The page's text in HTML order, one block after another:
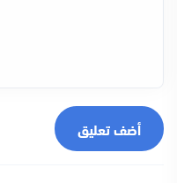
أضف تعليق